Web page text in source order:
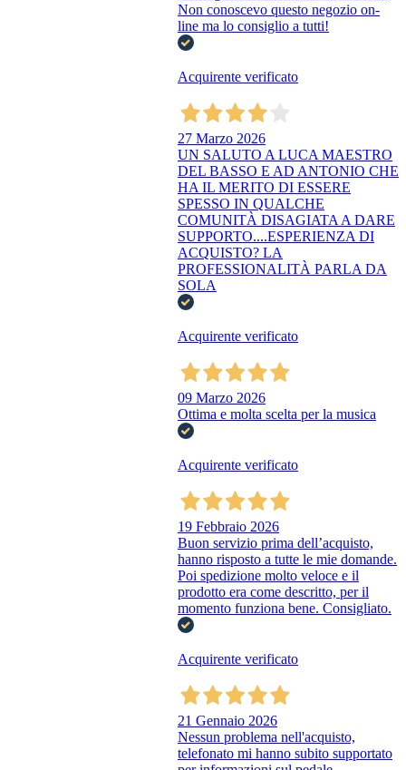
Non conoscevo questo negozio on-
line ma lo consiglio a tutti!
Acquirente verificato
27 Marzo 2026
UN SALUTO A LUCA MAESTRO
DEL BASSO E AD ANTONIO CHE
HA IL MERITO DI ESSERE
SPESSO IN QUALCHE
COMUNITÀ DISAGIATA A DARE
SUPPORTO....ESPERIENZA DI
ACQUISTO? LA
PROFESSIONALITÀ PARLA DA
SOLA
Acquirente verificato
09 Marzo 2026
Ottima e molta scelta per la musica
Acquirente verificato
19 Febbraio 2026
Buon servizio prima dell’acquisto,
hanno risposto a tutte le mie domande.
Poi spedizione molto veloce e il
prodotto era come descritto, per il
momento funziona bene. Consigliato.
Acquirente verificato
21 Gennaio 2026
Nessun problema nell'acquisto,
telefonato mi hanno subito supportato